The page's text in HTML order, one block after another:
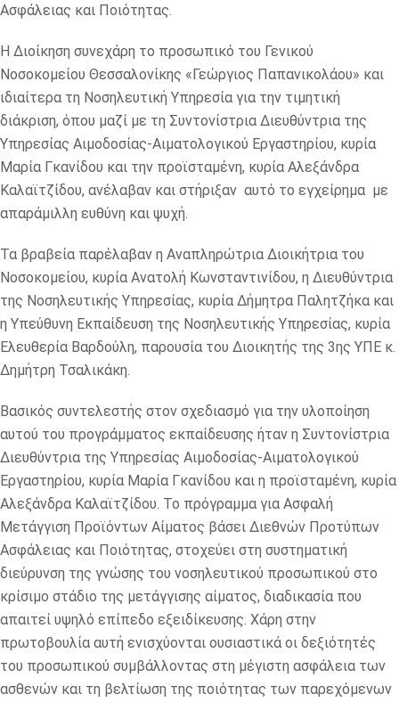
Ασφάλειας και Ποιότητας.
Η Διοίκηση συνεχάρη το προσωπικό του Γενικού
Νοσοκομείου Θεσσαλονίκης «Γεώργιος Παπανικολάου» και
ιδιαίτερα τη Νοσηλευτική Υπηρεσία για την τιμητική
διάκριση, όπου μαζί με τη Συντονίστρια Διευθύντρια της
Υπηρεσίας Αιμοδοσίας-Αιματολογικού Εργαστηρίου, κυρία
Μαρία Γκανίδου και την προϊσταμένη, κυρία Αλεξάνδρα
Καλαϊτζίδου, ανέλαβαν και στήριξαν αυτό το εγχείρημα με
απαράμιλλη ευθύνη και ψυχή.
Τα βραβεία παρέλαβαν η Αναπληρώτρια Διοικήτρια του
Νοσοκομείου, κυρία Ανατολή Κωνσταντινίδου, η Διευθύντρια
της Νοσηλευτικής Υπηρεσίας, κυρία Δήμητρα Παλητζήκα και
η Υπεύθυνη Εκπαίδευση της Νοσηλευτικής Υπηρεσίας, κυρία
Ελευθερία Βαρδούλη, παρουσία του Διοικητής της 3ης ΥΠΕ κ.
Δημήτρη Τσαλικάκη.
Βασικός συντελεστής στον σχεδιασμό για την υλοποίηση
αυτού του προγράμματος εκπαίδευσης ήταν η Συντονίστρια
Διευθύντρια της Υπηρεσίας Αιμοδοσίας-Αιματολογικού
Εργαστηρίου, κυρία Μαρία Γκανίδου και η προϊσταμένη, κυρία
Αλεξάνδρα Καλαϊτζίδου. Το πρόγραμμα για Ασφαλή
Μετάγγιση Προϊόντων Αίματος βάσει Διεθνών Προτύπων
Ασφάλειας και Ποιότητας, στοχεύει στη συστηματική
διεύρυνση της γνώσης του νοσηλευτικού προσωπικού στο
κρίσιμο στάδιο της μετάγγισης αίματος, διαδικασία που
απαιτεί υψηλό επίπεδο εξειδίκευσης. Χάρη στην
πρωτοβουλία αυτή ενισχύονται ουσιαστικά οι δεξιότητές
του προσωπικού συμβάλλοντας στη μέγιστη ασφάλεια των
ασθενών και τη βελτίωση της ποιότητας των παρεχόμενων